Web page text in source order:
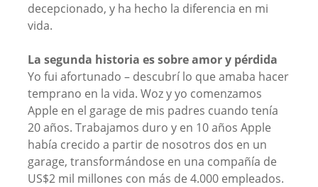
decepcionado, y ha hecho la diferencia en mi
vida.
La segunda historia es sobre amor y pérdida
Yo fui afortunado – descubrí lo que amaba hacer
temprano en la vida. Woz y yo comenzamos
Apple en el garage de mis padres cuando tenía
20 años. Trabajamos duro y en 10 años Apple
había crecido a partir de nosotros dos en un
garage, transformándose en una compañía de
US$2 mil millones con más de 4.000 empleados.